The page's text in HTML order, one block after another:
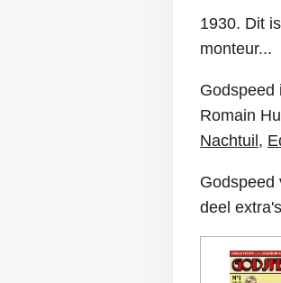
1930. Dit
monteur...
Godspeed
Romain
Nachtuil ,
Godspeed
deel